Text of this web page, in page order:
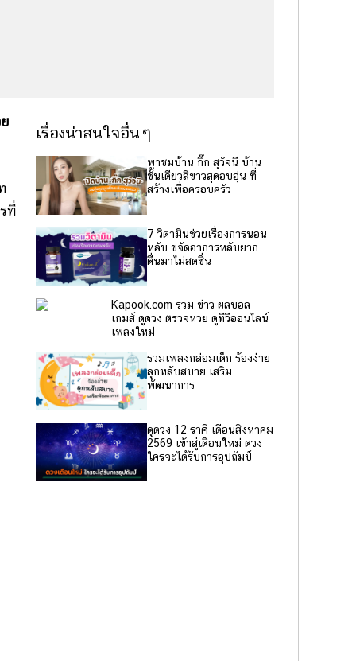
ที่
เรื่องน่าสนใจอื่นๆ
พาชมบ้าน กิ๊ก สุวัจนี บ้าน
ชั้นเดียวสีขาวสุดอบอุ่น ที่
สร้างเพื่อครอบครัว
7 วิตามินช่วยเรื่องการนอน
หลับ ขจัดอาการหลับยาก
ตื่นมาไม่สดชื่น
Kapook.com รวม ข่าว ผลบอล
เกมส์ ดูดวง ตรวจหวย ดูทีวีออนไลน์
เพลงใหม่
รวมเพลงกล่อมเด็ก ร้องง่าย
ลูกหลับสบาย เสริม
พัฒนาการ
ดูดวง 12 ราศี เดือนสิงหาคม
2569 เข้าสู่เดือนใหม่ ดวง
ใครจะได้รับการอุปถัมป์